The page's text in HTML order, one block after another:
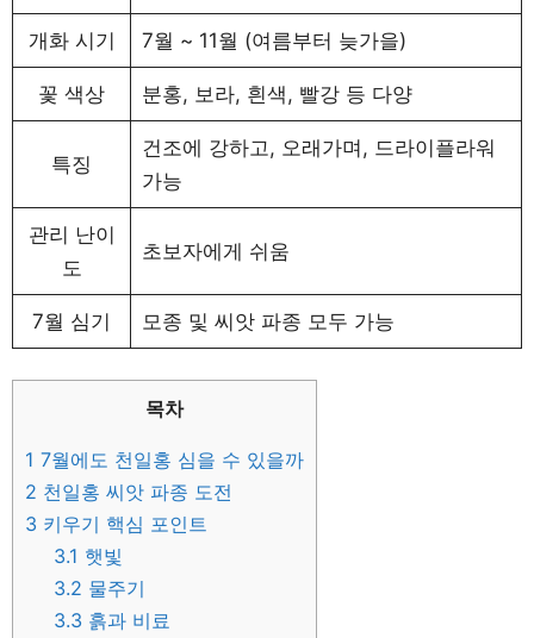
개화 시기 7월 ~ 11월 (여름부터 늦가을)
꽃 색상 분홍, 보라, 흰색, 빨강 등 다양
특징
건조에 강하고, 오래가며, 드라이플라워
가능
관리 난이
도
초보자에게 쉬움
7월 심기 모종 및 씨앗 파종 모두 가능
목차
1 7월에도 천일홍 심을 수 있을까
2 천일홍 씨앗 파종 도전
3 키우기 핵심 포인트
3.1 햇빛
3.2 물주기
3.3 흙과 비료